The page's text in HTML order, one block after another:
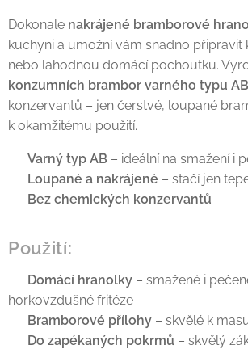
Dokonale nakrájené bramborové
kuchyni a umožní vám snadno
nebo lahodnou domácí pochoutku.
konzumních brambor varného typu AB
konzervantů – jen čerstvé, loupané
k okamžitému použití.
Varný typ AB – ideální na smažení i
Loupané a nakrájené – stačí jen
Bez chemických konzervantů
Použití:
Domácí hranolky – smažené i
horkovzdušné fritéze
Bramborové přílohy – skvělé k
Do zapékaných pokrmů – skvělý